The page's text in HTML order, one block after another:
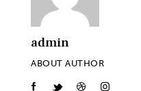
admin
ABOUT AUTHOR